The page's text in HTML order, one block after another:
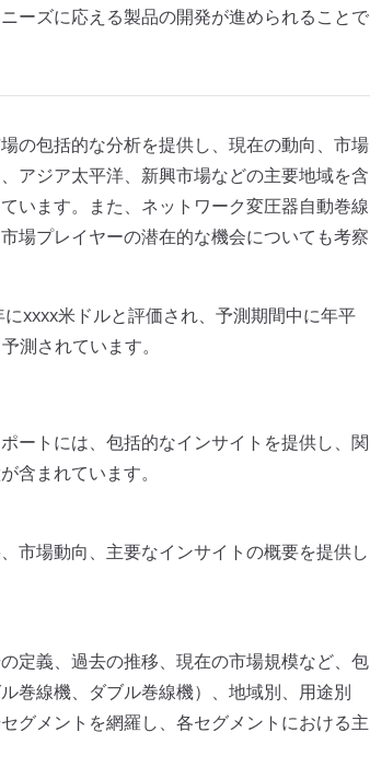
ーズに応える製品の開発が進められることで
の包括的な分析を提供し、現在の動向、市場
アジア太平洋、新興市場などの主要地域を含
います。また、ネットワーク変圧器自動巻線
場プレイヤーの潜在的な機会についても考察
xxxx米ドルと評価され、予測期間中に年平
測されています。
ートには、包括的なインサイトを提供し、関
含まれています。
市場動向、主要なインサイトの概要を提供し
定義、過去の推移、現在の市場規模など、包
巻線機、ダブル巻線機）、地域別、用途別
グメントを網羅し、各セグメントにおける主